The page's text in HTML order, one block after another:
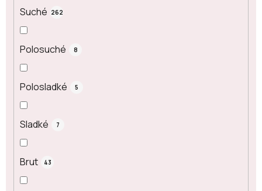
Suché 262
Polosuché 8
Polosladké 5
Sladké 7
Brut 43